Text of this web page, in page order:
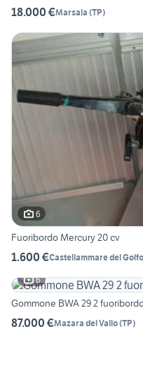
18.000 €Marsala (TP)
6
Fuoribordo Mercury 20 cv
1.600 €Castellammare del Golfo
6
Gommone BWA
87.000 €Mazara del Vallo(TP)